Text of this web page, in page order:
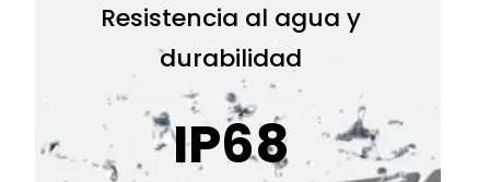
Resistencia al agua y
durabilidad
IP68